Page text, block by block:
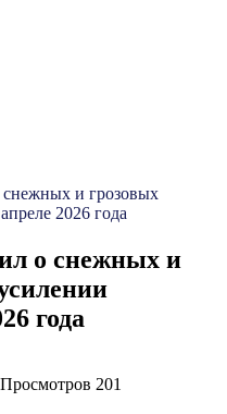
и грозовых
2026 года
о снежных и
года
Просмотров 201